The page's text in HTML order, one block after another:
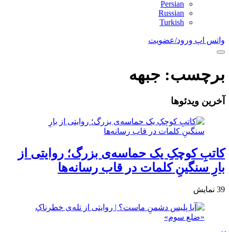
Persian
Russian
Turkish
واتس اپ ورود/عضویت
برچسب: جبهه
آخرین ویدئوها
کاتبِ کوچکِ یک حماسه‌ی بزرگ؛ روایتی از
بارِ سنگینِ کلمات در قاب رسانه‌ها
39 نمایش